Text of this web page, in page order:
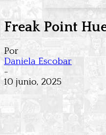
Freak Point
Por
Daniela Escobar
-
10 junio, 2025